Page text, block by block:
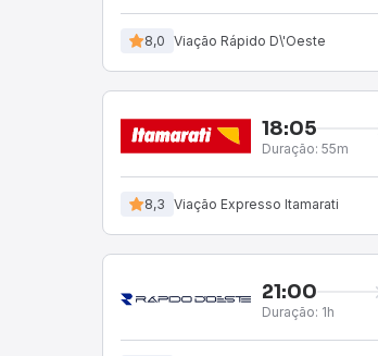
8,0 Viação Rápido D\'Oeste
18:05
Duração: 55m
8,3 Viação Expresso Itamarati
21:00
Duração: 1h